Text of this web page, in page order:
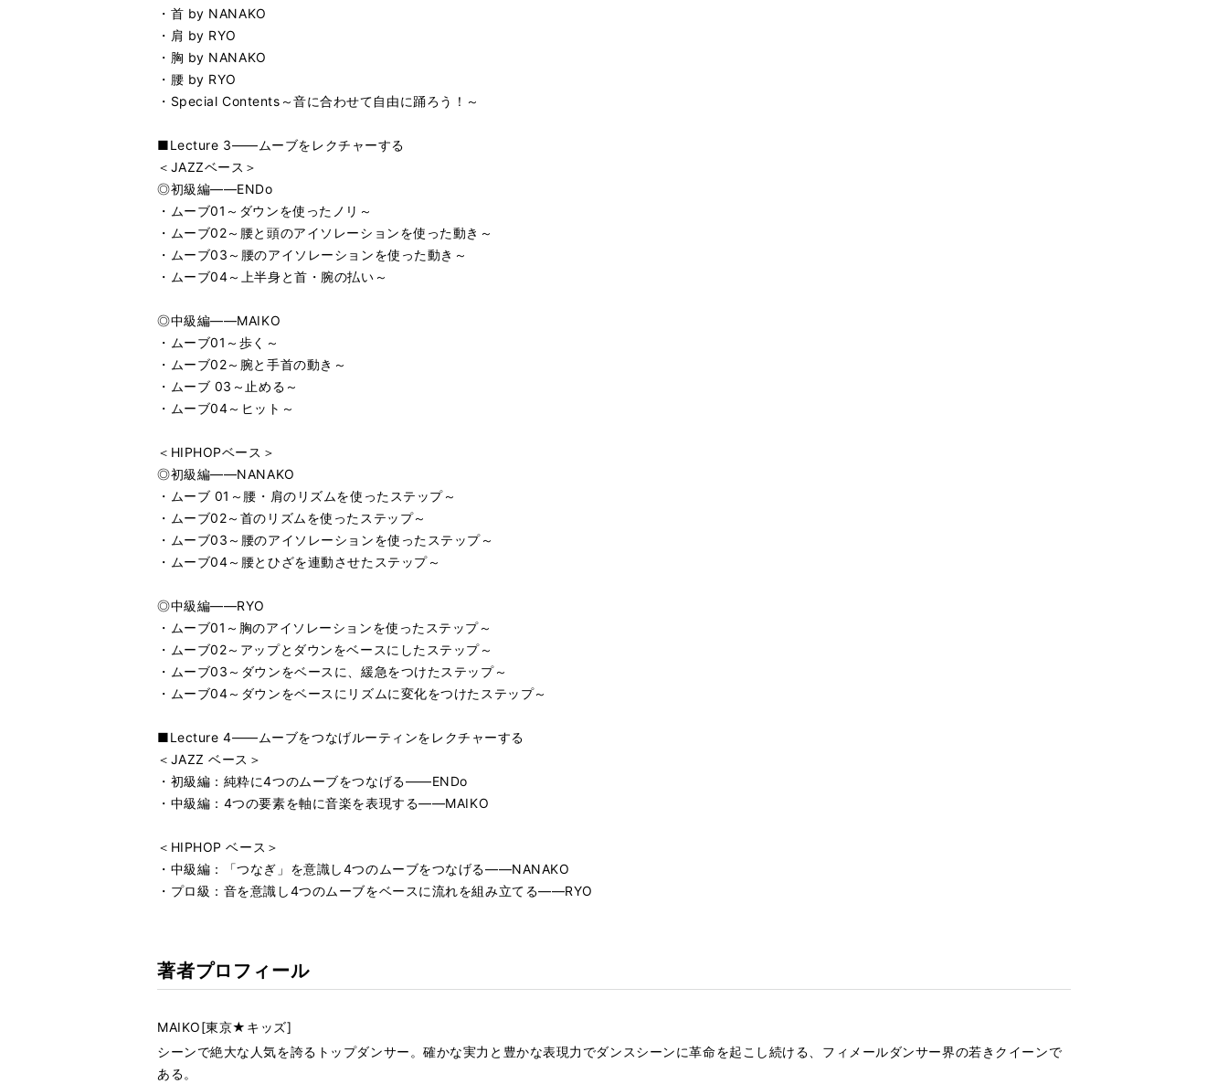
・首 by NANAKO
・肩 by RYO
・胸 by NANAKO
・腰 by RYO
・Special Contents～音に合わせて自由に踊ろう！～
■Lecture 3――ムーブをレクチャーする
＜JAZZベース＞
◎初級編――ENDo
・ムーブ01～ダウンを使ったノリ～
・ムーブ02～腰と頭のアイソレーションを使った動き～
・ムーブ03～腰のアイソレーションを使った動き～
・ムーブ04～上半身と首・腕の払い～
◎中級編――MAIKO
・ムーブ01～歩く～
・ムーブ02～腕と手首の動き～
・ムーブ 03～止める～
・ムーブ04～ヒット～
＜HIPHOPベース＞
◎初級編――NANAKO
・ムーブ 01～腰・肩のリズムを使ったステップ～
・ムーブ02～首のリズムを使ったステップ～
・ムーブ03～腰のアイソレーションを使ったステップ～
・ムーブ04～腰とひざを連動させたステップ～
◎中級編――RYO
・ムーブ01～胸のアイソレーションを使ったステップ～
・ムーブ02～アップとダウンをベースにしたステップ～
・ムーブ03～ダウンをベースに、緩急をつけたステップ～
・ムーブ04～ダウンをベースにリズムに変化をつけたステップ～
■Lecture 4――ムーブをつなげルーティンをレクチャーする
＜JAZZ ベース＞
・初級編：純粋に4つのムーブをつなげる――ENDo
・中級編：4つの要素を軸に音楽を表現する――MAIKO
＜HIPHOP ベース＞
・中級編：「つなぎ」を意識し4つのムーブをつなげる――NANAKO
・プロ級：音を意識し4つのムーブをベースに流れを組み立てる――RYO
著者プロフィール
MAIKO[東京★キッズ]
シーンで絶大な人気を誇るトップダンサー。確かな実力と豊かな表現力でダンスシーンに革命を起こし続ける、フィメールダンサー界の若きクイーンで
ある。